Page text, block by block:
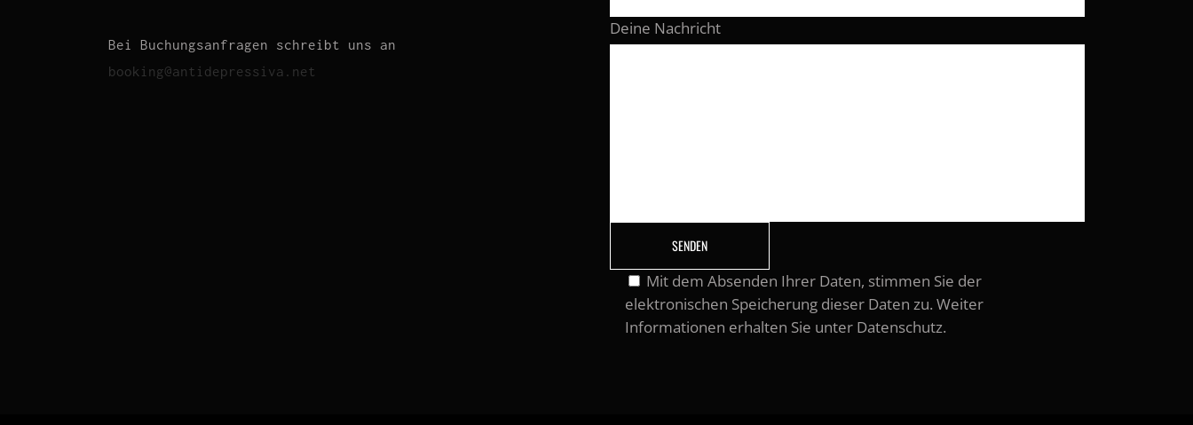
Bei Buchungsanfragen schreibt uns an
booking@antidepressiva.net
Deine Nachricht
Mit dem Absenden Ihrer Daten, stimmen Sie der
elektronischen Speicherung dieser Daten zu. Weiter
Informationen erhalten Sie unter Datenschutz.